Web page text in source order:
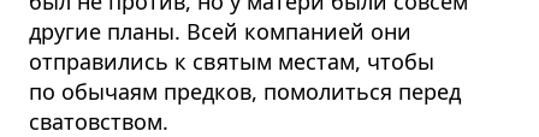
другие планы. Всей компанией они
отправились к святым местам, чтобы
по обычаям предков, помолиться перед
сватовством.